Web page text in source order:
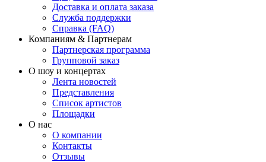
Доставка и оплата заказа
Служба поддержки
Справка (FAQ)
Компаниям & Партнерам
Партнерская программа
Групповой заказ
О шоу и концертах
Лента новостей
Представления
Список артистов
Площадки
О нас
О компании
Контакты
Отзывы